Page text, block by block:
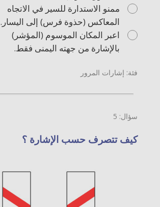
ممنو الاستدارة للسير في الاتجاه
المعاكس (حذوة فرس) إلى اليسار.
اعبر المكان الموسوم (المؤشر)
بالإشارة من جهته اليمنى فقط.
فئة: إشارات المرور
سؤال: 5
كيف تتصرف حسب الإشارة ؟